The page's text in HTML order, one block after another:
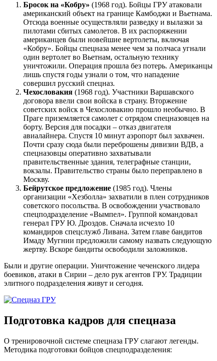
Бросок на «Кобру» (1968 год). Бойцы ГРУ атаковали
американский объект на границе Камбоджи и Вьетнама.
Отсюда военные осуществляли разведку и вылазки за
пилотами сбитых самолетов. В их распоряжении
американцев были новейшие вертолеты, включая
«Кобру». Бойцы спецназа менее чем за полчаса угнали
один вертолет во Вьетнам, остальную технику
уничтожили. Операция прошла без потерь. Американцы
лишь спустя годы узнали о том, что нападение
совершил русский спецназ.
Чехословакия (1968 год). Участники Варшавского
договора ввели свои войска в страну. Вторжение
советских войск в Чехословакию прошло необычно. В
Праге приземляется самолет с отрядом спецназовцев на
борту. Версия для посадки – отказ двигателя
авиалайнера. Спустя 10 минут аэропорт был захвачен.
Почти сразу сюда были переброшены дивизии ВДВ, а
спецназовцы оперативно захватывали
правительственные здания, телеграфные станции,
вокзалы. Правительство страны было переправлено в
Москву.
Бейрутское предложение (1985 год). Члены
организации «Хезболла» захватили в плен сотрудников
советского посольства. В освобождении участвовало
спецподразделение «Вымпел». Группой командовал
генерал ГРУ Ю. Дроздов. Сначала исчезло 10
командиров спецслужб Ливана. Затем главе бандитов
Имаду Мугнии предложили самому назвать следующую
жертву. Вскоре бандиты освободили заложников.
Были и другие операции. Уничтожение чеченского лидера
боевиков, атаки в Сирии – дело рук агентов ГРУ. Традиции
элитного подразделения живут и сегодня.
Подготовка кадров для спецназа
О тренировочной системе спецназа ГРУ слагают легенды.
Методика подготовки бойцов спецподразделения: